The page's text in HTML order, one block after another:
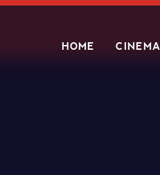
HOME CINEMA